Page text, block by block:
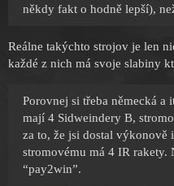
někdy fakt o hodně lepší),
Reálne takýchto strojov je len
každé z nich má svoje slabiny
Porovnej si třeba německá
mají 4 Sidweindery B,
za to, že jsi dostal výkonově
stromovému má 4 IR rakety.
“pay2win”.